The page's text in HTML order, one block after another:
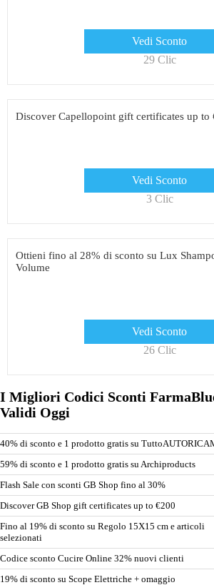
Vedi Sconto
29 Clic
Discover Capellopoint gift certificates up to
Vedi Sconto
3 Clic
Ottieni fino al 28% di sconto su Lux
Volume
Vedi Sconto
26 Clic
I Migliori Codici Sconti
Validi Oggi
40% di sconto e 1 prodotto gratis su
59% di sconto e 1 prodotto gratis su Archiproducts
Flash Sale con sconti GB Shop fino al 30%
Discover GB Shop gift certificates up to €200
Fino al 19% di sconto su Regolo 15X15 cm e articoli
selezionati
Codice sconto Cucire Online 32% nuovi clienti
19% di sconto su Scope Elettriche + omaggio